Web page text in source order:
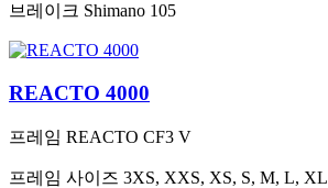
브레이크 Shimano 105
REACTO 4000
프레임 REACTO CF3 V
프레임 사이즈 3XS, XXS, XS, S, M, L, XL